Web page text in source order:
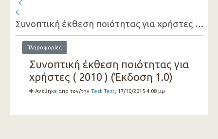
Συνοπτική έκθεση ποιότητας για χρήστες ( 2010 )
Πληροφορίες
Συνοπτική έκθεση ποιότητας για
χρήστες ( 2010 ) (Έκδοση 1.0)
Ανέβηκε από τον/την Test Test , 17/10/2015 4:08 μμ